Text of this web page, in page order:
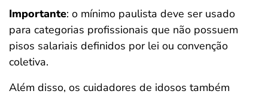
Importante: o mínimo paulista deve ser usado
para categorias profissionais que não possuem
pisos salariais definidos por lei ou convenção
coletiva.
Além disso, os cuidadores de idosos também